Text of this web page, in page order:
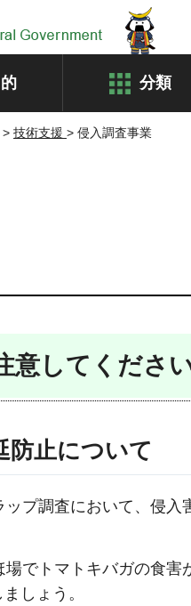
分類
> 技術支援 > 侵入調査事業
意してくださ
防止について
プ調査において、侵
場でトマトキバガの食
しょう。